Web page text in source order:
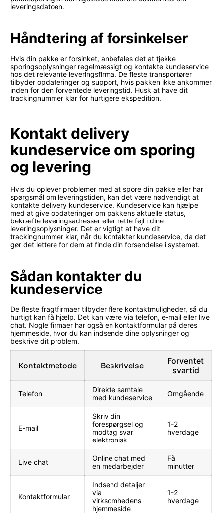
leveringsdatoen.
Håndtering af forsinkelser
Hvis din pakke er forsinket, anbefales det at tjekke
sporingsoplysninger regelmæssigt og kontakte kundeservice
hos det relevante leveringsfirma. De fleste transportører
tilbyder opdateringer og support, hvis pakken ikke ankommer
inden for den forventede leveringstid. Husk at have dit
trackingnummer klar for hurtigere ekspedition.
Kontakt delivery
kundeservice om sporing
og levering
Hvis du oplever problemer med at spore din pakke eller har
spørgsmål om leveringstiden, kan det være nødvendigt at
kontakte delivery kundeservice. Kundeservice kan hjælpe
med at give opdateringer om pakkens aktuelle status,
bekræfte leveringsadresser eller rette fejl i dine
leveringsoplysninger. Det er vigtigt at have dit
trackingnummer klar, når du kontakter kundeservice, da det
gør det lettere for dem at finde din forsendelse i systemet.
Sådan kontakter du
kundeservice
De fleste fragtfirmaer tilbyder flere kontaktmuligheder, så du
hurtigt kan få hjælp. Det kan være via telefon, e-mail eller live
chat. Nogle firmaer har også en kontaktformular på deres
hjemmeside, hvor du kan indsende dine oplysninger og
beskrive dit problem.
Kontaktmetode Beskrivelse
Forventet
svartid
Telefon
Direkte samtale
med kundeservice
Omgående
E-mail
Skriv din
forespørgsel og
modtag svar
elektronisk
1-2
hverdage
Live chat
Online chat med
en medarbejder
Få
minutter
Kontaktformular
Indsend detaljer
via
virksomhedens
hjemmeside
1-2
hverdage